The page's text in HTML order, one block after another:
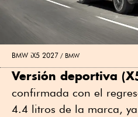
BMW iX5 2027 BMW
Versión deportiva
confirmada con el
4.4 litros de la marca,